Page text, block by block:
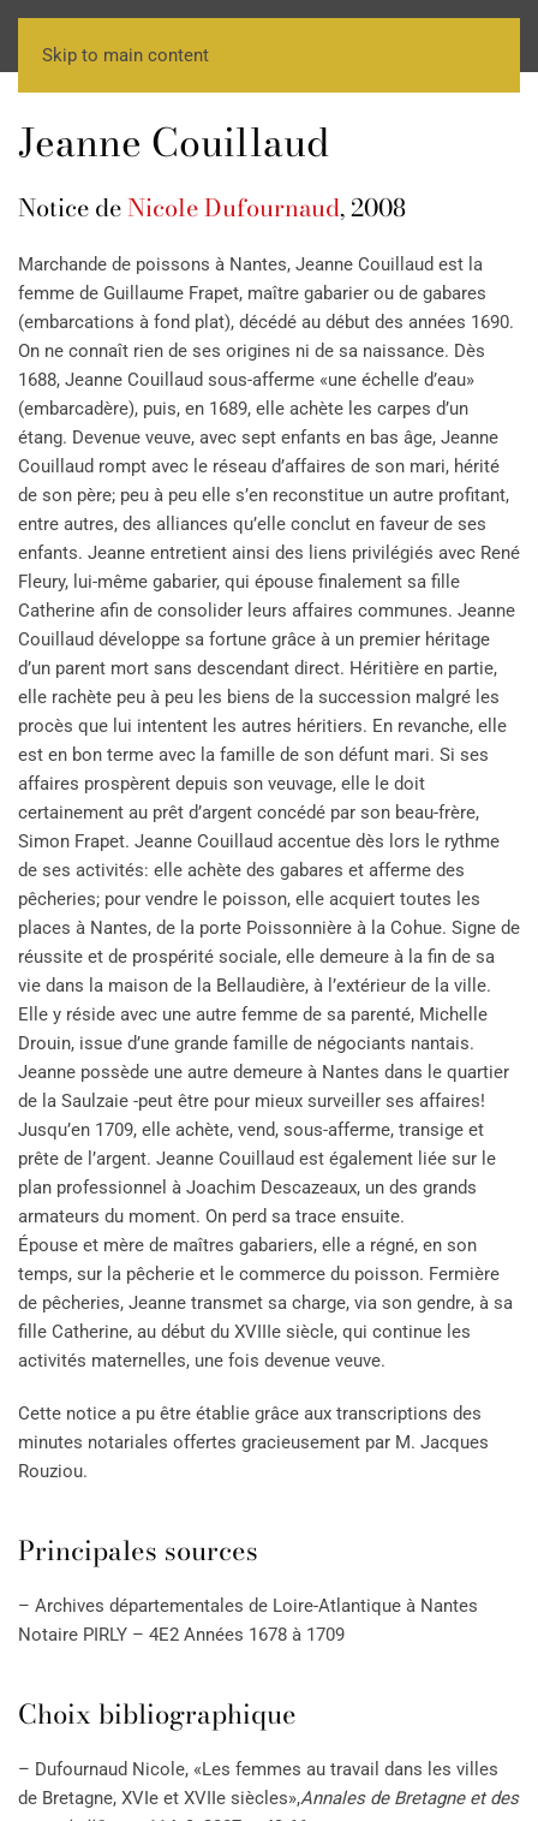
Skip to main content
Jeanne Couillaud
Notice deNicole Dufournaud, 2008
Marchande de poissons à Nantes, Jeanne Couillaud est la
femme de Guillaume Frapet, maître gabarier ou de gabares
(embarcations à fond plat), décédé au début des années 1690.
On ne connaît rien de ses origines ni de sa naissance. Dès
1688, Jeanne Couillaud sous-afferme «une échelle d’eau»
(embarcadère), puis, en 1689, elle achète les carpes d’un
étang. Devenue veuve, avec sept enfants en bas âge, Jeanne
Couillaud rompt avec le réseau d’affaires de son mari, hérité
de son père; peu à peu elle s’en reconstitue un autre profitant,
entre autres, des alliances qu’elle conclut en faveur de ses
enfants. Jeanne entretient ainsi des liens privilégiés avec René
Fleury, lui-même gabarier, qui épouse finalement sa fille
Catherine afin de consolider leurs affaires communes. Jeanne
Couillaud développe sa fortune grâce à un premier héritage
d’un parent mort sans descendant direct. Héritière en partie,
elle rachète peu à peu les biens de la succession malgré les
procès que lui intentent les autres héritiers. En revanche, elle
est en bon terme avec la famille de son défunt mari. Si ses
affaires prospèrent depuis son veuvage, elle le doit
certainement au prêt d’argent concédé par son beau-frère,
Simon Frapet. Jeanne Couillaud accentue dès lors le rythme
de ses activités: elle achète des gabares et afferme des
pêcheries; pour vendre le poisson, elle acquiert toutes les
places à Nantes, de la porte Poissonnière à la Cohue. Signe de
réussite et de prospérité sociale, elle demeure à la fin de sa
vie dans la maison de la Bellaudière, à l’extérieur de la ville.
Elle y réside avec une autre femme de sa parenté, Michelle
Drouin, issue d’une grande famille de négociants nantais.
Jeanne possède une autre demeure à Nantes dans le quartier
de la Saulzaie -peut être pour mieux surveiller ses affaires!
Jusqu’en 1709, elle achète, vend, sous-afferme, transige et
prête de l’argent. Jeanne Couillaud est également liée sur le
plan professionnel à Joachim Descazeaux, un des grands
armateurs du moment. On perd sa trace ensuite.
Épouse et mère de maîtres gabariers, elle a régné, en son
temps, sur la pêcherie et le commerce du poisson. Fermière
de pêcheries, Jeanne transmet sa charge, via son gendre, à sa
fille Catherine, au début du XVIIIe siècle, qui continue les
activités maternelles, une fois devenue veuve.
Cette notice a pu être établie grâce aux transcriptions des
minutes notariales offertes gracieusement par M. Jacques
Rouziou.
Principales sources
– Archives départementales de Loire-Atlantique à Nantes
Notaire PIRLY – 4E2 Années 1678 à 1709
Choix bibliographique
– Dufournaud Nicole, «Les femmes au travail dans les villes
de Bretagne, XVIe et XVIIe siècles»,Annales de Bretagne et des